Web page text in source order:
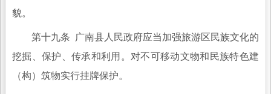
貌。
第十九条 广南县人民政府应当加强旅游区民族文化的
挖掘、保护、传承和利用。对不可移动文物和民族特色建
（构）筑物实行挂牌保护。